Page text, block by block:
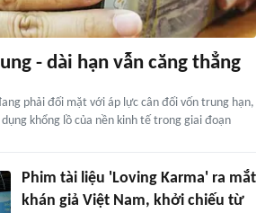
- dài hạn vẫn căng thẳng
phải đối mặt với áp lực cân đối vốn trung hạn,
khổng lồ của nền kinh tế trong giai đoạn
Phim tài liệu 'Loving Karma' ra mắt
khán giả Việt Nam, khởi chiếu từ